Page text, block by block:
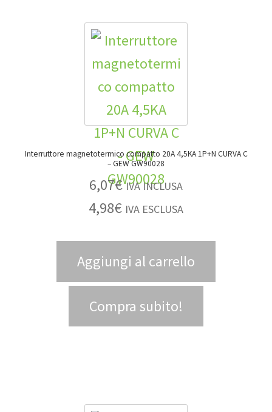
Interruttore magnetotermico compatto 20A 4,5KA 1P+N CURVA C
– GEW GW90028
6,07€ IVA INCLUSA
4,98€ IVA ESCLUSA
Aggiungi al carrello
Compra subito!